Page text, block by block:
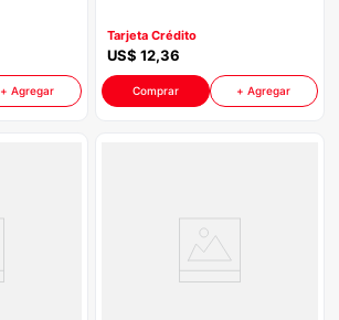
+ Agregar
Tarjeta Crédito
US$ 12,36
Comprar + Agregar